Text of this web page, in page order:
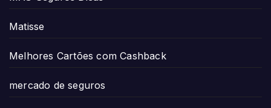
Matisse
Melhores Cartões com Cashback
mercado de seguros